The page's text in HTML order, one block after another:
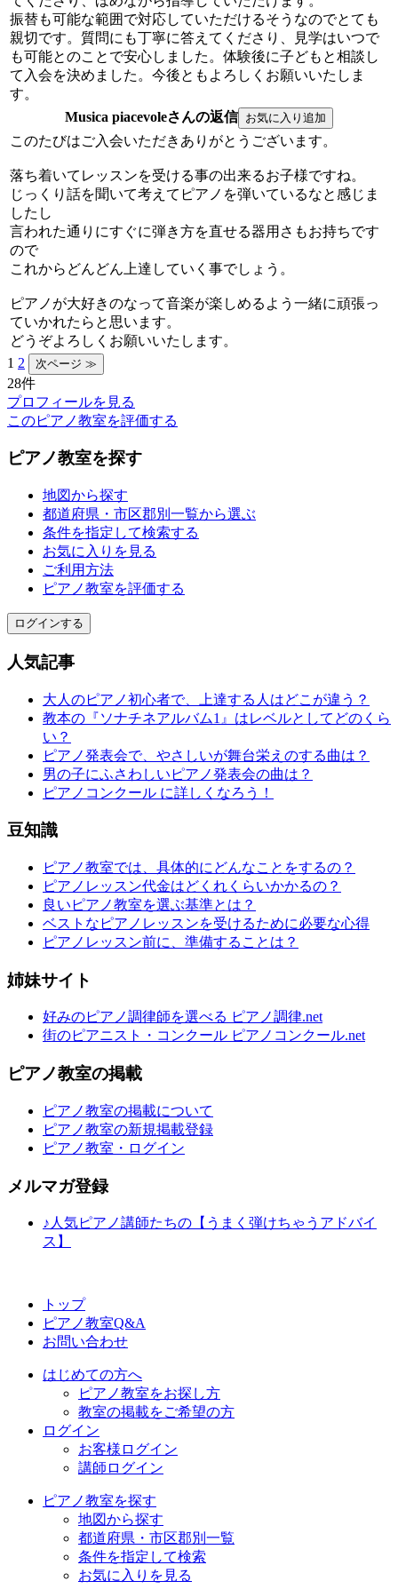
振替も可能な範囲で対応していただけるそうなのでとても
親切です。質問にも丁寧に答えてくださり、見学はいつで
も可能とのことで安心しました。体験後に子どもと相談し
て入会を決めました。今後ともよろしくお願いいたしま
す。
Musica piacevoleさんの返信
このたびはご入会いただきありがとうございます。
落ち着いてレッスンを受ける事の出来るお子様ですね。
じっくり話を聞いて考えてピアノを弾いているなと感じま
したし
言われた通りにすぐに弾き方を直せる器用さもお持ちです
ので
これからどんどん上達していく事でしょう。
ピアノが大好きのなって音楽が楽しめるよう一緒に頑張っ
ていかれたらと思います。
どうぞよろしくお願いいたします。
1 2
28件
プロフィールを見る
このピアノ教室を評価する
ピアノ教室を探す
地図から探す
都道府県・市区郡別一覧から選ぶ
条件を指定して検索する
お気に入りを見る
ご利用方法
ピアノ教室を評価する
ログインする
人気記事
大人のピアノ初心者で、上達する人はどこが違う？
教本の『ソナチネアルバム1』はレベルとしてどのくら
い？
ピアノ発表会で、やさしいが舞台栄えのする曲は？
男の子にふさわしいピアノ発表会の曲は？
ピアノコンクール に詳しくなろう！
豆知識
ピアノ教室では、具体的にどんなことをするの？
ピアノレッスン代金はどくれくらいかかるの？
良いピアノ教室を選ぶ基準とは？
ベストなピアノレッスンを受けるために必要な心得
ピアノレッスン前に、準備することは？
姉妹サイト
好みのピアノ調律師を選べる ピアノ調律.net
街のピアニスト・コンクール ピアノコンクール.net
ピアノ教室の掲載
ピアノ教室の掲載について
ピアノ教室の新規掲載登録
ピアノ教室・ログイン
メルマガ登録
♪人気ピアノ講師たちの【うまく弾けちゃうアドバイ
ス】
トップ
ピアノ教室Q&A
お問い合わせ
はじめての方へ
ピアノ教室をお探し方
教室の掲載をご希望の方
ログイン
お客様ログイン
講師ログイン
ピアノ教室を探す
地図から探す
都道府県・市区郡別一覧
条件を指定して検索
お気に入りを見る